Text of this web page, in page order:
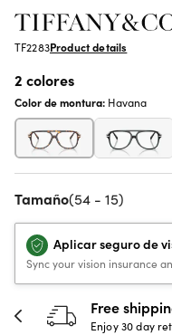
TF2283Product details
2 colores
Color de montura: Havana
Tamaño(54 - 15)
Aplicar seguro de
Sync your vision insurance
Free
Enjoy 30 day